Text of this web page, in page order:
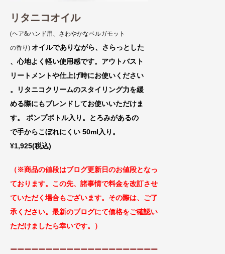
リタニコオイル
(ヘア&ハンド用、さわやかなベルガモット
の香り) オイルでありながら、さらっとした
、心地よく軽い使用感です。アウトバスト
リートメントや仕上げ時にお使いください
。リタニコクリームのスタイリング力を緩
める際にもブレンドしてお使いいただけま
す。 ポンプボトル入り。とろみがあるの
で手からこぼれにくい 50ml入り。
¥1,925(税込)
（※商品の値段はブログ更新日のお値段となっ
ております。この先、諸事情で料金を改訂させ
ていただく場合もございます。 その際は、ご了
承ください。最新のブログにて価格をご確認い
ただけましたら幸いです。）
ーーーーーーーーーーーーーーーーーーーーー